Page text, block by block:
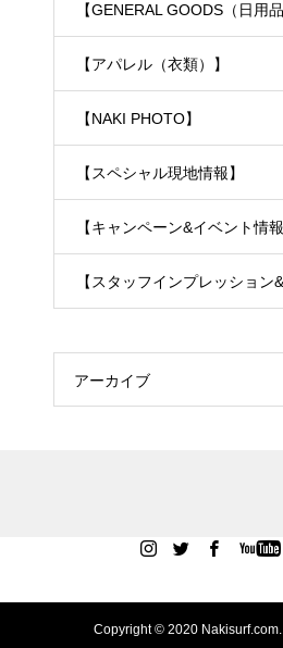
【GENERAL GOODS（日用
【アパレル（衣類）】
【NAKI PHOTO】
【スペシャル現地情報】
【キャンペーン&イベント情報
【スタッフインプレッション
アーカイブ
Copyright © 2020